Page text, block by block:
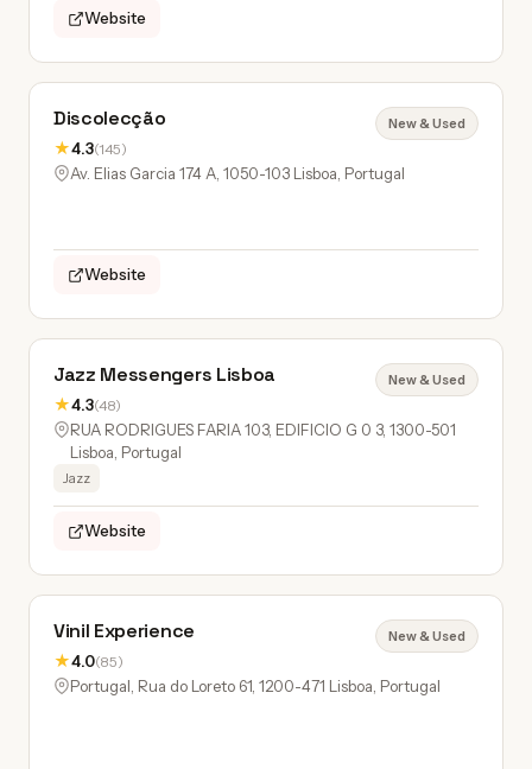
Website
Discolecção
★4.3(145)
New & Used
Av. Elias Garcia 174 A, 1050-103 Lisboa, Portugal
Website
Jazz Messengers Lisboa
★4.3(48)
New & Used
RUA RODRIGUES FARIA 103, EDIFICIO G 0 3, 1300-501
Lisboa, Portugal
Jazz
Website
Vinil Experience
★4.0(85)
New & Used
Portugal, Rua do Loreto 61, 1200-471 Lisboa, Portugal